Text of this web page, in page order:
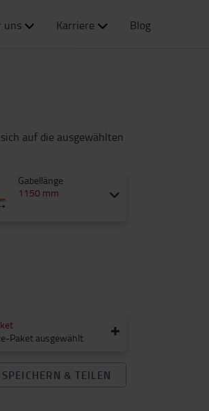
uns Karriere Blog
auf die ausgewählten
Gabellänge
1150 mm
Paket ausgewählt
SPEICHERN & TEILEN